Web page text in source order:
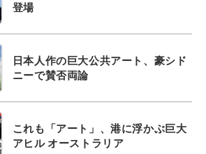
登場
日本人作の巨大公共アート、豪シド
ニーで賛否両論
これも「アート」、港に浮かぶ巨大
アヒル オーストラリア